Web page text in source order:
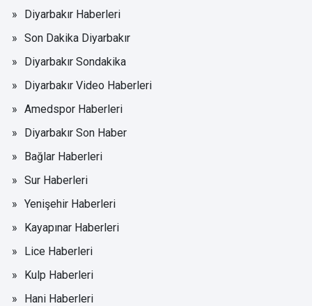
Diyarbakır Haberleri
Son Dakika Diyarbakır
Diyarbakır Sondakika
Diyarbakır Video Haberleri
Amedspor Haberleri
Diyarbakır Son Haber
Bağlar Haberleri
Sur Haberleri
Yenişehir Haberleri
Kayapınar Haberleri
Lice Haberleri
Kulp Haberleri
Hani Haberleri